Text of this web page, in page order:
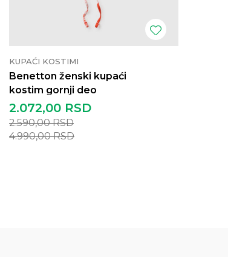
KUPAĆI KOSTIMI
Benetton ženski kupaći
kostim gornji deo
2.072,00 RSD
2.590,00RSD
4.990,00RSD